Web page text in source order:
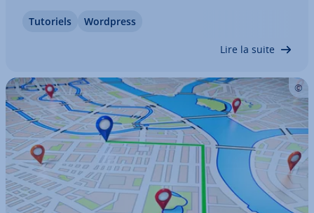
par leurs nombreux pic­to­grammes dif­fé­rents pour
Tutoriels Wordpress
Lire la suite